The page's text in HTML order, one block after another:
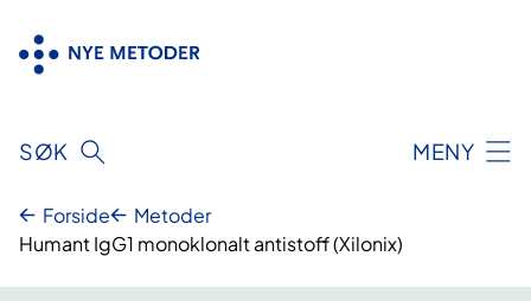
innhold
SØK MENY
Forside
Metoder
Humant IgG1 monoklonalt antistoff (Xilonix)